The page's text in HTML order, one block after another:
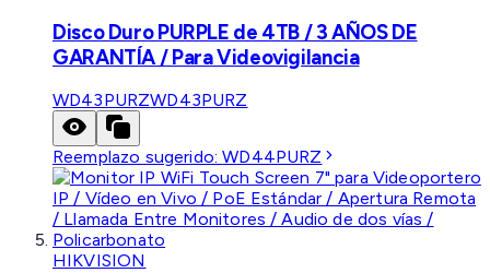
Disco Duro PURPLE de 4TB / 3 AÑOS DE
GARANTÍA / Para Videovigilancia
WD43PURZWD43PURZ
Reemplazo sugerido:WD44PURZ
HIKVISION